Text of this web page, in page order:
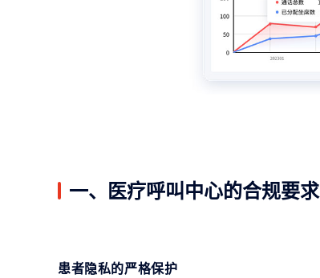
一、医疗呼叫中心的合规要求
患者隐私的严格保护